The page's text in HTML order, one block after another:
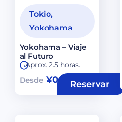
Tokio,
Yokohama
Yokohama – Viaje
al Futuro
Aprox. 2.5 horas.
Desde ¥0 Reservar